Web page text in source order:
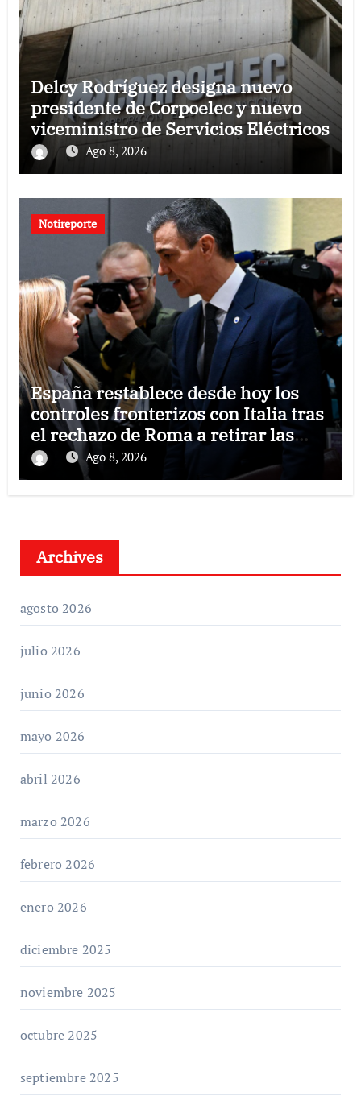
Delcy Rodríguez designa nuevo
presidente de Corpoelec y nuevo
viceministro de Servicios Eléctricos
Ago 8, 2026
Notireporte
España restablece desde hoy los
controles fronterizos con Italia tras
el rechazo de Roma a retirar las
restricciones
Ago 8, 2026
Archives
agosto 2026
julio 2026
junio 2026
mayo 2026
abril 2026
marzo 2026
febrero 2026
enero 2026
diciembre 2025
noviembre 2025
octubre 2025
septiembre 2025